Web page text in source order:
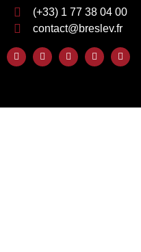
(+33) 1 77 38 04 00
contact@breslev.fr